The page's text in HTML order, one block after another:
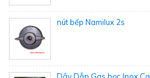
nút bếp Namilux 2s